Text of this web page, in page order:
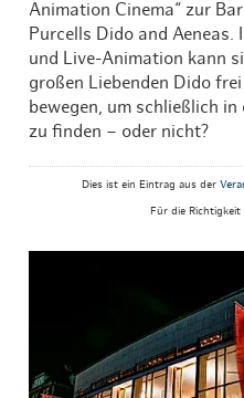
Animation Cinema“ zur
Purcells Dido and
und Live-Animation kann
großen Liebenden Dido
bewegen, um schließlich
zu finden – oder nicht?
Dies ist ein Eintrag aus der
Für die